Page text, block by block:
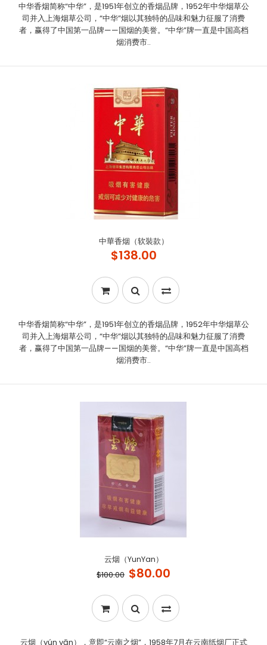
中华香烟简称“中华”，是1951年创立的香烟品牌，1952年中华烟草公
司并入上海烟草公司，“中华”烟以其独特的品味和魅力征服了消费
者，赢得了中国第一品牌——国烟的美誉。“中华”牌一直是中国高档
烟消费市..
中華香烟（软裝款）
$138.00
中华香烟简称“中华”，是1951年创立的香烟品牌，1952年中华烟草公
司并入上海烟草公司，“中华”烟以其独特的品味和魅力征服了消费
者，赢得了中国第一品牌——国烟的美誉。“中华”牌一直是中国高档
烟消费市..
云烟（YunYan）
$100.00 $80.00
云烟（yún yān），意即“云南之烟”，1958年7月在云南纸烟厂正式